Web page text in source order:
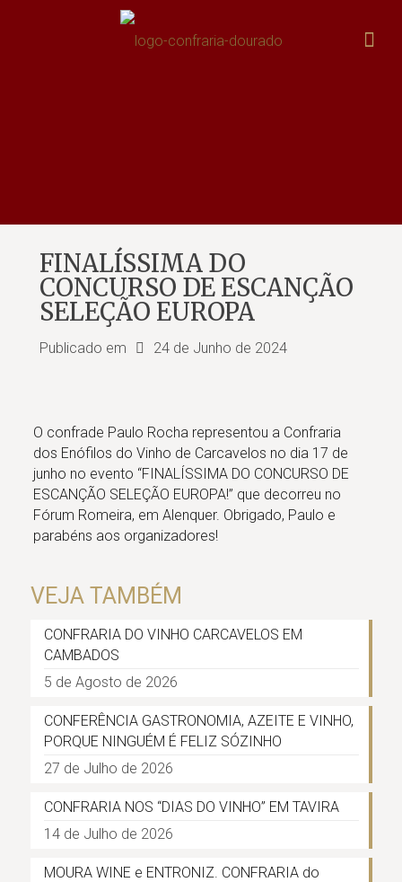
FINALÍSSIMA DO
CONCURSO DE ESCANÇÃO
SELEÇÃO EUROPA
Publicado em 24 de Junho de 2024
O confrade Paulo Rocha representou a Confraria
dos Enófilos do Vinho de Carcavelos no dia 17 de
junho no evento “FINALÍSSIMA DO CONCURSO DE
ESCANÇÃO SELEÇÃO EUROPA!” que decorreu no
Fórum Romeira, em Alenquer. Obrigado, Paulo e
parabéns aos organizadores!
VEJA TAMBÉM
CONFRARIA DO VINHO CARCAVELOS EM
CAMBADOS
5 de Agosto de 2026
CONFERÊNCIA GASTRONOMIA, AZEITE E VINHO,
PORQUE NINGUÉM É FELIZ SÓZINHO
27 de Julho de 2026
CONFRARIA NOS “DIAS DO VINHO” EM TAVIRA
14 de Julho de 2026
MOURA WINE e ENTRONIZ. CONFRARIA do